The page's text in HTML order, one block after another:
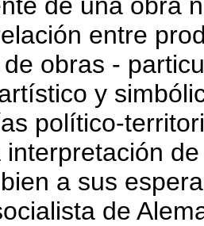
entre
obras -
y
político-
interpretación
a sus
de